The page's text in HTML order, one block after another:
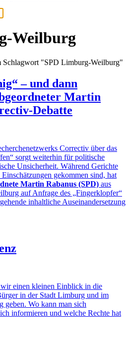
Weilburg
Schlagwort "SPD Limburg-Weilburg"
– und dann
Martin
Debatte
Correctiv über das
sorgt weiterhin für politische
Unsicherheit. Während Gerichte
gekommen sind, hat
Martin Rabanus (SPD) aus
auf Anfrage des „Fingerklopfer“
inhaltliche Auseinandersetzung
einen kleinen Einblick in die
in der Stadt Limburg und im
Wo kann man sich
informieren und welche Rechte hat